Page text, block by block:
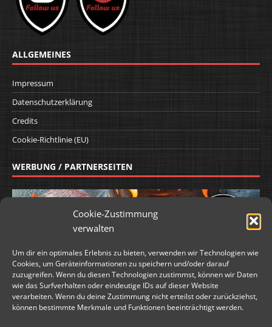
Cookie-Zustimmung
verwalten
Um dir ein optimales Erlebnis zu bieten, verwenden wir Technologien wie
Cookies, um Geräteinformationen zu speichern und/oder darauf
zuzugreifen. Wenn du diesen Technologien zustimmst, können wir Daten
wie das Surfverhalten oder eindeutige IDs auf dieser Website
verarbeiten. Wenn du deine Zustimmung nicht erteilst oder zurückziehst,
können bestimmte Merkmale und Funktionen beeinträchtigt werden.
ALLGEMEINES
Impressum
Datenschutzerklärung
Credits
Cookie-Richtlinie (EU)
WERBUNG / PARTNERSEITEN